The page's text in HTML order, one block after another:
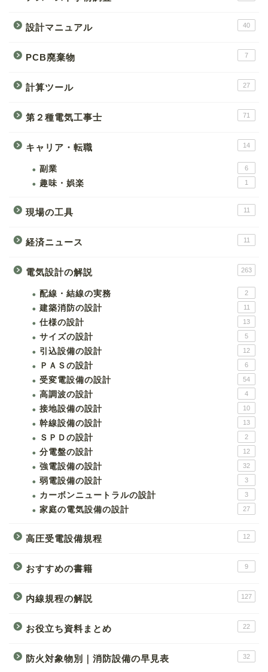
設計マニュアル 40
PCB廃棄物 7
計算ツール 27
第２種電気工事士 71
キャリア・転職 14
副業 6
趣味・娯楽 1
現場の工具 11
経済ニュース 11
電気設計の解説 263
配線・結線の実務 2
建築消防の設計 11
仕様の設計 13
サイズの設計 5
引込設備の設計 12
ＰＡＳの設計 6
受変電設備の設計 54
高調波の設計 4
接地設備の設計 10
幹線設備の設計 13
ＳＰＤの設計 2
分電盤の設計 12
強電設備の設計 32
弱電設備の設計 3
カーボンニュートラルの設計 3
家庭の電気設備の設計 27
高圧受電設備規程 12
おすすめの書籍 9
内線規程の解説 127
お役立ち資料まとめ 22
防火対象物別｜消防設備の早見表 32